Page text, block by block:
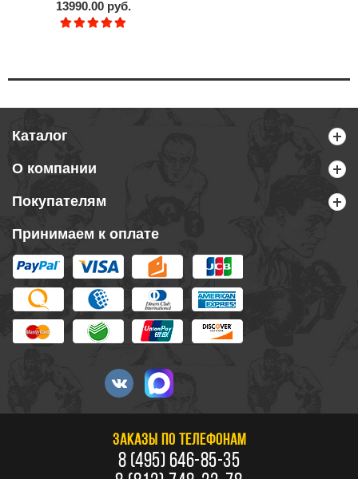
13990.00 руб.
Каталог
О компании
Покупателям
Принимаем к оплате
ЗАКАЗЫ ПО ТЕЛЕФОНАМ
8 (495) 646-85-35